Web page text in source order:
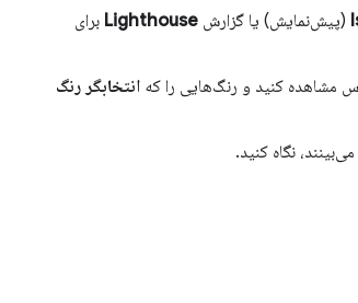
(پیش‌نمایش) یا گزارش Lighthouse برای
مشاهده کنید و رنگ‌هایی را که انتخابگر رنگ
نگاه کنید.